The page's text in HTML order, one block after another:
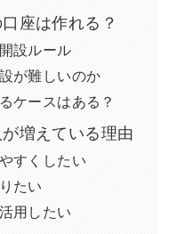
座は作れる？
設ルール
が難しいのか
ケースはある？
増えている理由
すくしたい
たい
用したい